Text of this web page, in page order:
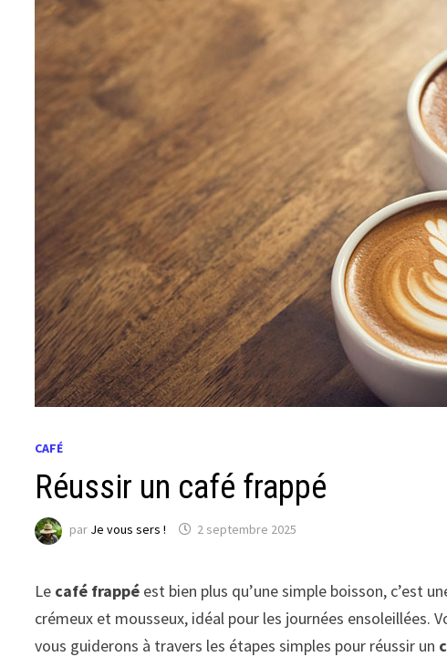
CAFÉ
Réussir un café frappé
par Je vous sers ! 2 septembre 2025
Le café frappé est bien plus qu’une simple boisson, c’est
crémeux et mousseux, idéal pour les journées ensoleillées.
vous guiderons à travers les étapes simples pour réussir un